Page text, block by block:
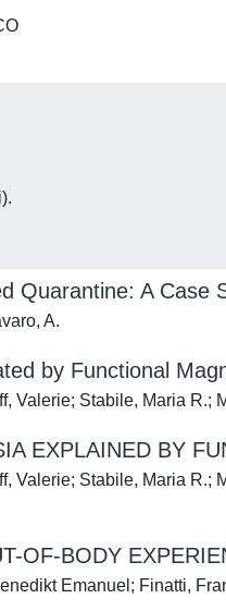
Quarantine: A Case
A.
by Functional
Valerie; Stabile, Maria
EXPLAINED BY
Valerie; Stabile, Maria
OF-BODY
Emanuel; Finatti,